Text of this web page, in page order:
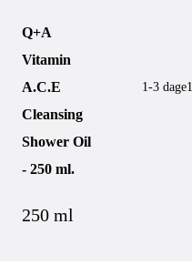
Q+A
Vitamin
A.C.E
Cleansing
Shower Oil
- 250 ml.
250 ml
1-3 dage1